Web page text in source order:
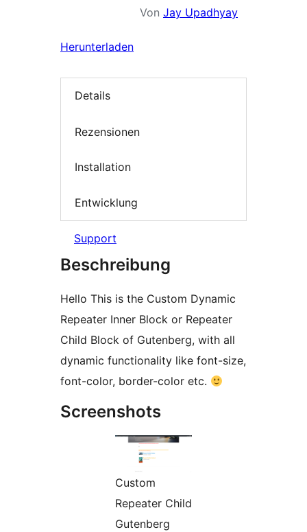
Von Jay Upadhyay
Herunterladen
Details
Rezensionen
Installation
Entwicklung
Support
Beschreibung
Hello This is the Custom Dynamic
Repeater Inner Block or Repeater
Child Block of Gutenberg, with all
dynamic functionality like font-size,
font-color, border-color etc.
Screenshots
Custom
Repeater Child
Gutenberg